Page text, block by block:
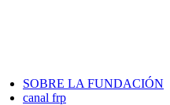
SOBRE LA FUNDACIÓN
canal frp